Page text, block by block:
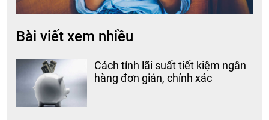
Bài viết xem nhiều
Cách tính lãi suất tiết kiệm ngân
hàng đơn giản, chính xác